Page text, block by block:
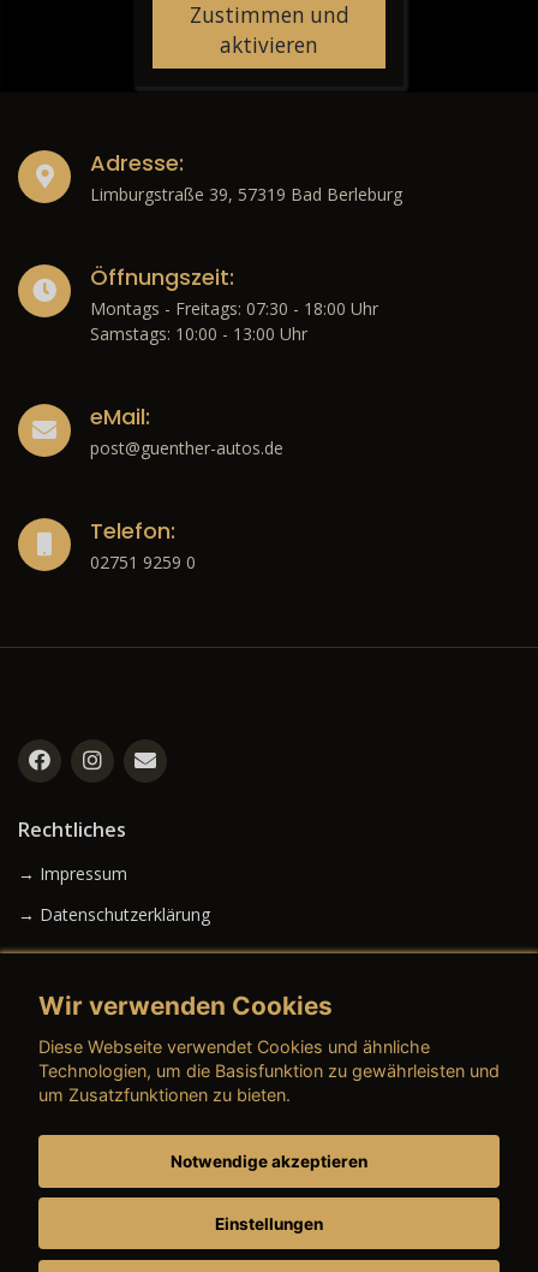
Zustimmen und
aktivieren
Adresse:
Limburgstraße 39, 57319 Bad Berleburg
Öffnungszeit:
Montags - Freitags: 07:30 - 18:00 Uhr
Samstags: 10:00 - 13:00 Uhr
eMail:
post@guenther-autos.de
Telefon:
02751 9259 0
Rechtliches
→ Impressum
→ Datenschutzerklärung
→ AGB (Gebrauchtwagen)
→ AGB (Teile & Zubehör)
→ AGB (Dienstleistungen)
Wir verwenden Cookies
Diese Webseite verwendet Cookies und ähnliche
Technologien, um die Basisfunktion zu gewährleisten und
um Zusatzfunktionen zu bieten.
Notwendige akzeptieren
Einstellungen